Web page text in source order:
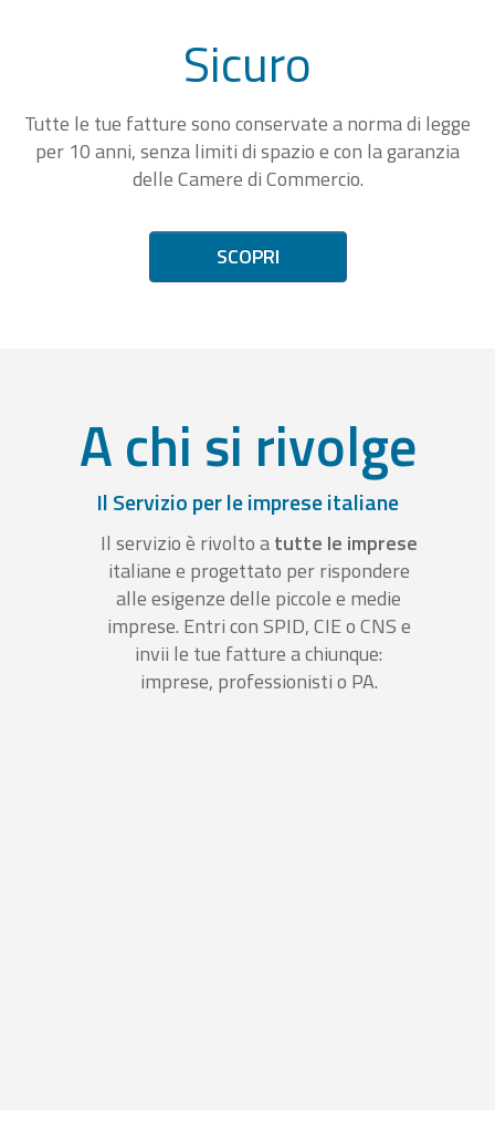
Sicuro
Tutte le tue fatture sono conservate a norma di legge
per 10 anni, senza limiti di spazio e con la garanzia
delle Camere di Commercio.
SCOPRI
A chi si rivolge
Il Servizio per le imprese italiane
Il servizio è rivolto atutte le imprese
italiane e progettato per rispondere
alle esigenze delle piccole e medie
imprese. Entri con SPID, CIE o CNS e
invii le tue fatture a chiunque:
imprese, professionisti o PA.